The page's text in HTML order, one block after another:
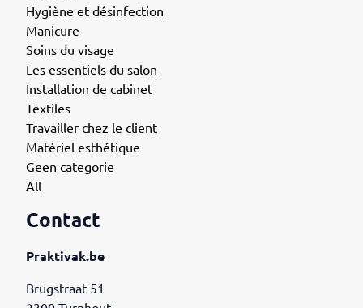
Contact
Praktivak.be
Brugstraat 51
Hygiène et désinfection
Manicure
Soins du visage
Les essentiels du salon
Installation de cabinet
Textiles
Travailler chez le client
Matériel esthétique
Geen categorie
All